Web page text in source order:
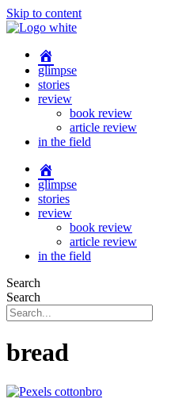
Skip to content
glimpse
stories
review
book review
article review
in the field
glimpse
stories
review
book review
article review
in the field
Search
Search
bread